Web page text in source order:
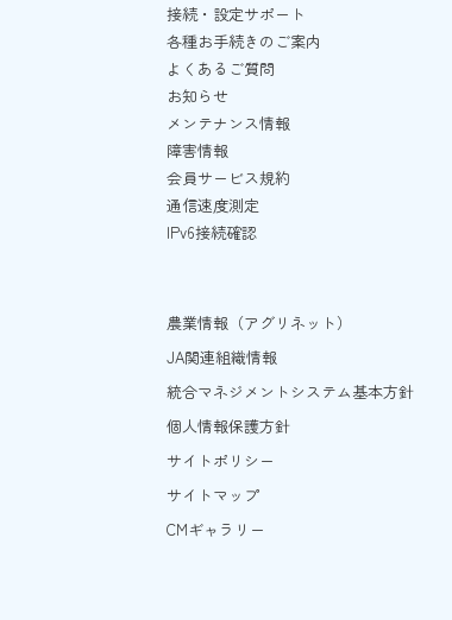
接続・設定サポート
各種お手続きのご案内
よくあるご質問
お知らせ
メンテナンス情報
障害情報
会員サービス規約
通信速度測定
IPv6接続確認
農業情報（アグリネット）
JA関連組織情報
統合マネジメントシステム基本方針
個人情報保護方針
サイトポリシー
サイトマップ
CMギャラリー